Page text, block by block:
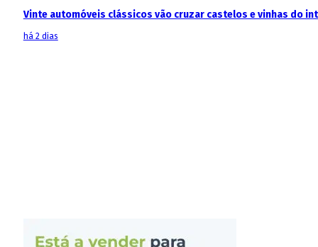
Vinte automóveis clássicos vão cruzar castelos e vinhas do
há 2 dias